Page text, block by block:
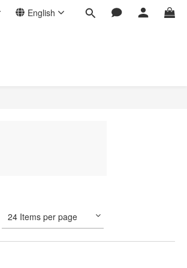
English
24 Items per page